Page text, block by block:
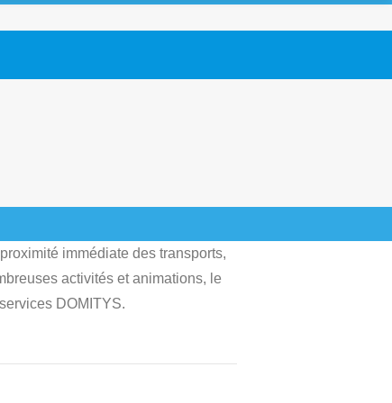
immédiate des transports,
activités et animations, le
DOMITYS.